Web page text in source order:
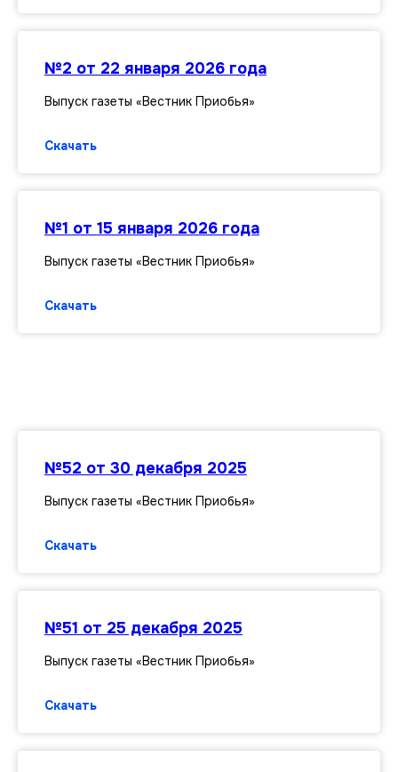
№2 от 22 января 2026 года
Выпуск газеты «Вестник Приобья»
Скачать
№1 от 15 января 2026 года
Выпуск газеты «Вестник Приобья»
Скачать
№52 от 30 декабря 2025
Выпуск газеты «Вестник Приобья»
Скачать
№51 от 25 декабря 2025
Выпуск газеты «Вестник Приобья»
Скачать